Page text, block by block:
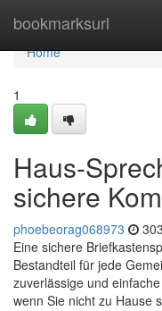
bookmarksurl
Home
Home
1
Haus-
sichere
phoebeorag068973
Eine sichere
Bestandteil für jede
zuverlässige und
wenn Sie nicht zu Hause